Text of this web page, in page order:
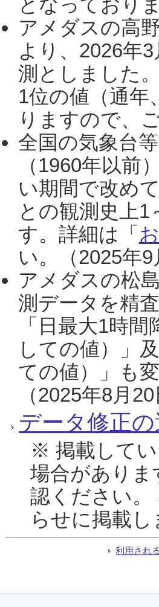
アメダスの高
より、2026年
測としました
1位の値（通年
りますので、
全国の気象台
（1960年以
い期間で改め
との観測史上
す。詳細は「
い。（2025年9
アメダスの松
測データを精
「日最大1時
しての値）」
ての値）」も
（2025年8月20
データ修正
※ 掲載して
場合がありま
認ください。
らせに掲載し
利用され